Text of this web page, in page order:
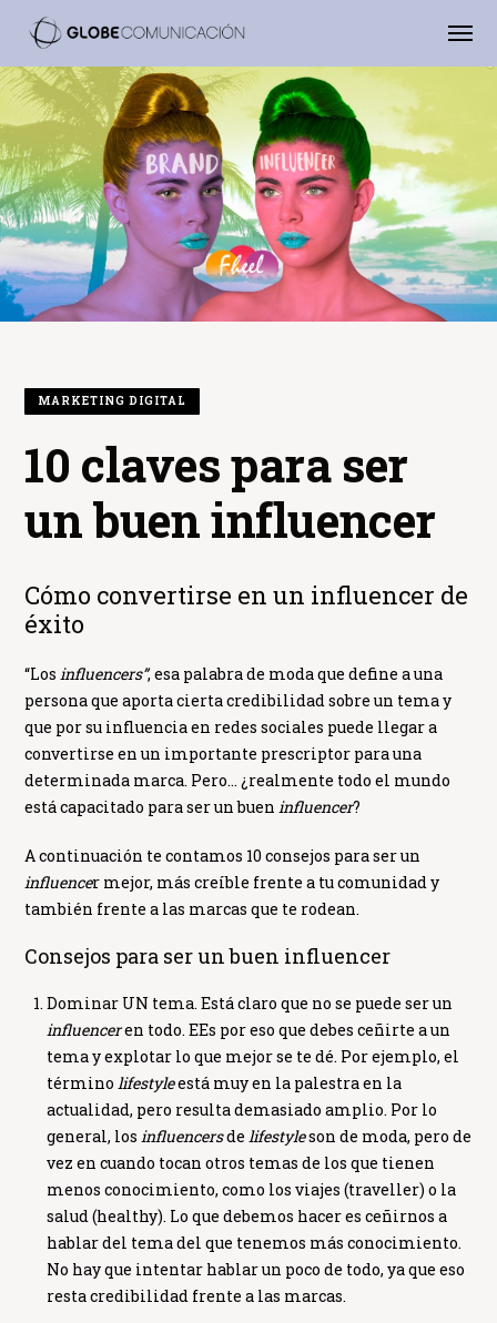
MARKETING DIGITAL
10 claves para ser
un buen influencer
Cómo convertirse en un influencer de
éxito
“Losinfluencers”, esa palabra de moda que define a una
persona que aporta cierta credibilidad sobre un tema y
que por su influencia en redes sociales puede llegar a
convertirse en un importante prescriptor para una
determinada marca. Pero… ¿realmente todo el mundo
está capacitado para ser un bueninfluencer?
A continuación te contamos 10 consejos para ser un
influencer mejor, más creíble frente a tu comunidad y
también frente a las marcas que te rodean.
Consejos para ser un buen influencer
Dominar UN tema.Está claro que no se puede ser un
influenceren todo. EEs por eso que debes ceñirte a un
tema y explotar lo que mejor se te dé. Por ejemplo, el
términolifestyleestá muy en la palestra en la
actualidad, pero resulta demasiado amplio. Por lo
general, losinfluencersdelifestyleson de moda, pero de
vez en cuando tocan otros temas de los que tienen
menos conocimiento, como los viajes (traveller) o la
salud (healthy). Lo que debemos hacer es ceñirnos a
hablar del tema del que tenemos más conocimiento.
No hay que intentar hablar un poco de todo, ya que eso
resta credibilidad frente a las marcas.